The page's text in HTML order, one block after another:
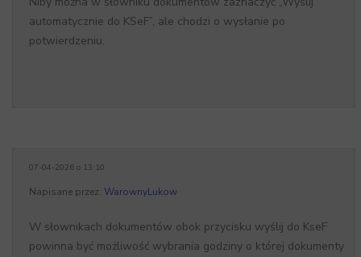
automatycznie do KSeF”, ale chodzi o wysłanie po
potwierdzeniu.
07-04-2026 o 13:10
Napisane przez: WarownyLukow
W słownikach dokumentów obok przycisku wyślij do KseF
powinna być możliwość wybrania godziny o której dokumenty